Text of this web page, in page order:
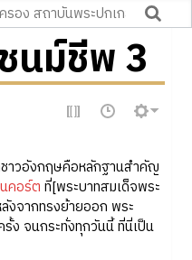
นม์ชีพ 3
าวอังกฤษคือหลักฐานสำคัญ
คอร์ต ที่[พระบาทสมเด็จพระ
งจากทรงย้ายออก พระ
ง จนกระทั่งทุกวันนี้ ที่นี่เป็น